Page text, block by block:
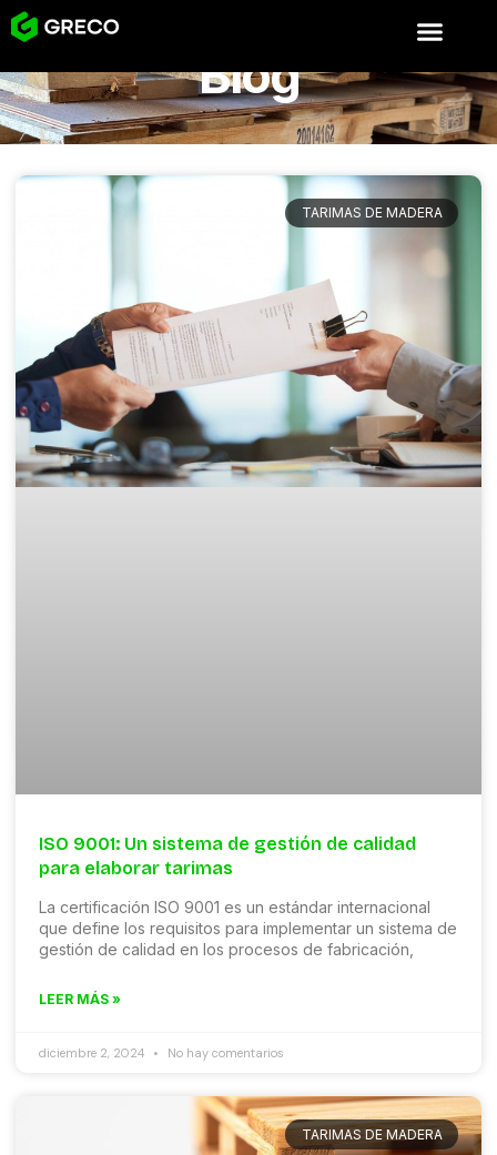
Blog
TARIMAS DE MADERA
ISO 9001: Un sistema de gestión de calidad
para elaborar tarimas
La certificación ISO 9001 es un estándar internacional
que define los requisitos para implementar un sistema de
gestión de calidad en los procesos de fabricación,
LEER MÁS »
diciembre 2, 2024 No hay comentarios
TARIMAS DE MADERA